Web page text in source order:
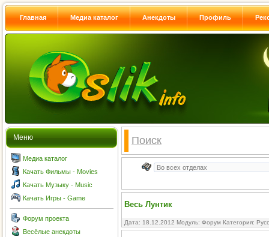
Главная Медиа каталог Анекдоты Профиль
Меню
Медиа каталог
Качать Фильмы - Movies
Качать Музыку - Music
Качать Игры - Game
Форум проекта
Весёлые анекдоты
Поиск
Весь Лунтик
Дата: 18.12.2012 Модуль: Форум Категория: